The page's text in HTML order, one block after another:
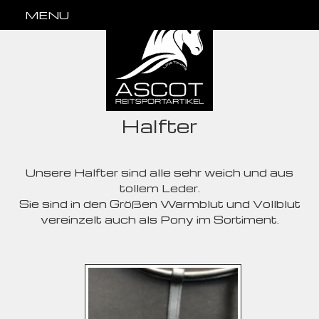
MENU
Halfter
Unsere Halfter sind alle sehr weich und aus
tollem Leder.
Sie sind in den Größen Warmblut und Vollblut
vereinzelt auch als Pony im Sortiment.